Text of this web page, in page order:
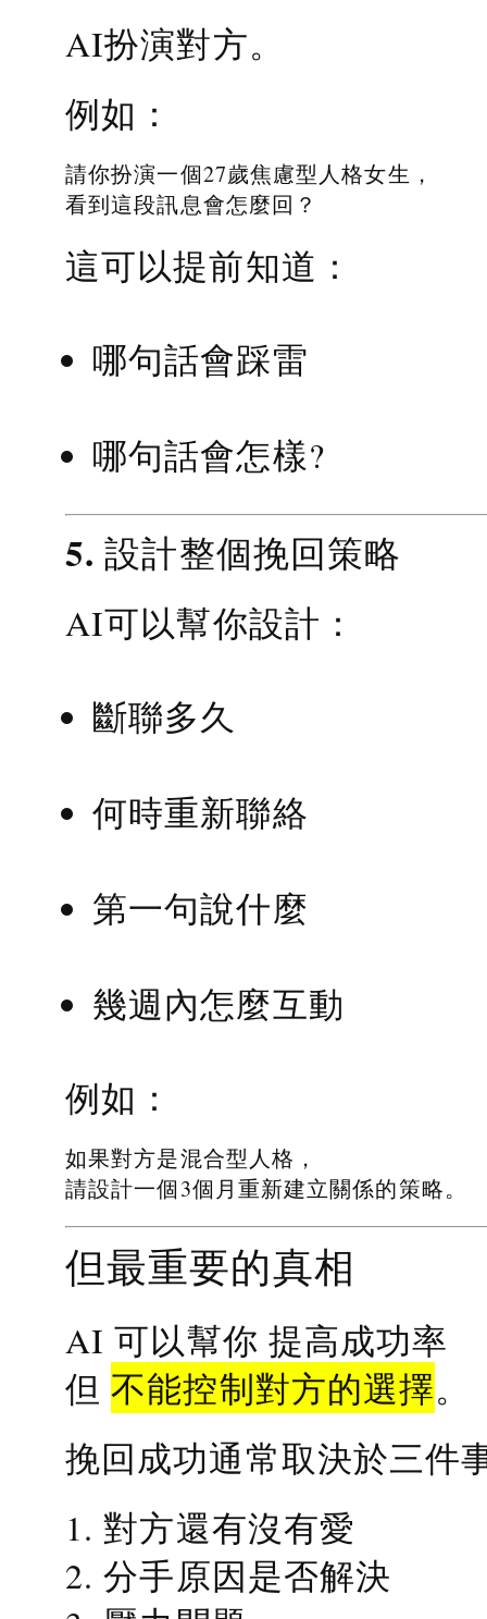
AI扮演對方。
例如：
請你扮演一個27歲焦慮型人格女生，
看到這段訊息會怎麼回？
這可以提前知道：
哪句話會踩雷
哪句話會怎樣?
5. 設計整個挽回策略
AI可以幫你設計：
斷聯多久
何時重新聯絡
第一句說什麼
幾週內怎麼互動
例如：
如果對方是混合型人格，
請設計一個3個月重新建立關係的策略。
但最重要的真相
AI 可以幫你 提高成功率
但不能控制對方的選擇。
挽回成功通常取決於三件
1. 對方還有沒有愛
2. 分手原因是否解決